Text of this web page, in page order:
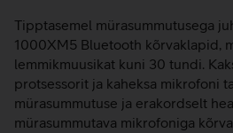
Tipptasemel mürasummutusega
1000XM5 Bluetooth kõrvaklapid,
lemmikmuusikat kuni 30 tundi.
protsessorit ja kaheksa mikrofoni
mürasummutuse ja erakordselt
mürasummutava mikrofoniga